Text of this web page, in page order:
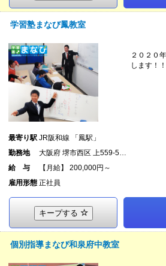
学習塾まなび鳳教室
２０２０
します！！
最寄り駅 JR阪和線 「鳳駅」
勤務地
大阪府 堺市西区 上559-5…
給 与
【月給】 200,000円～
雇用形態 正社員
キープする
個別指導まなび和泉府中教室